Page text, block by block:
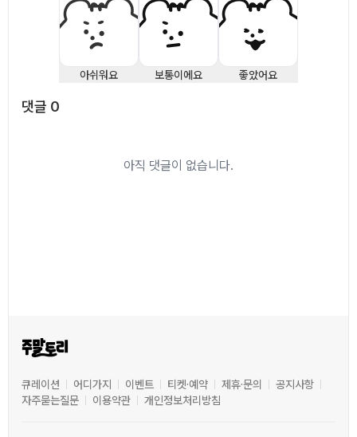
아쉬워요 보통이에요 좋았어요
댓글 0
아직 댓글이 없습니다.
큐레이션 어디가지 이벤트 티켓·예약 제휴·문의
공지사항
자주묻는질문
이용약관 개인정보처리방침